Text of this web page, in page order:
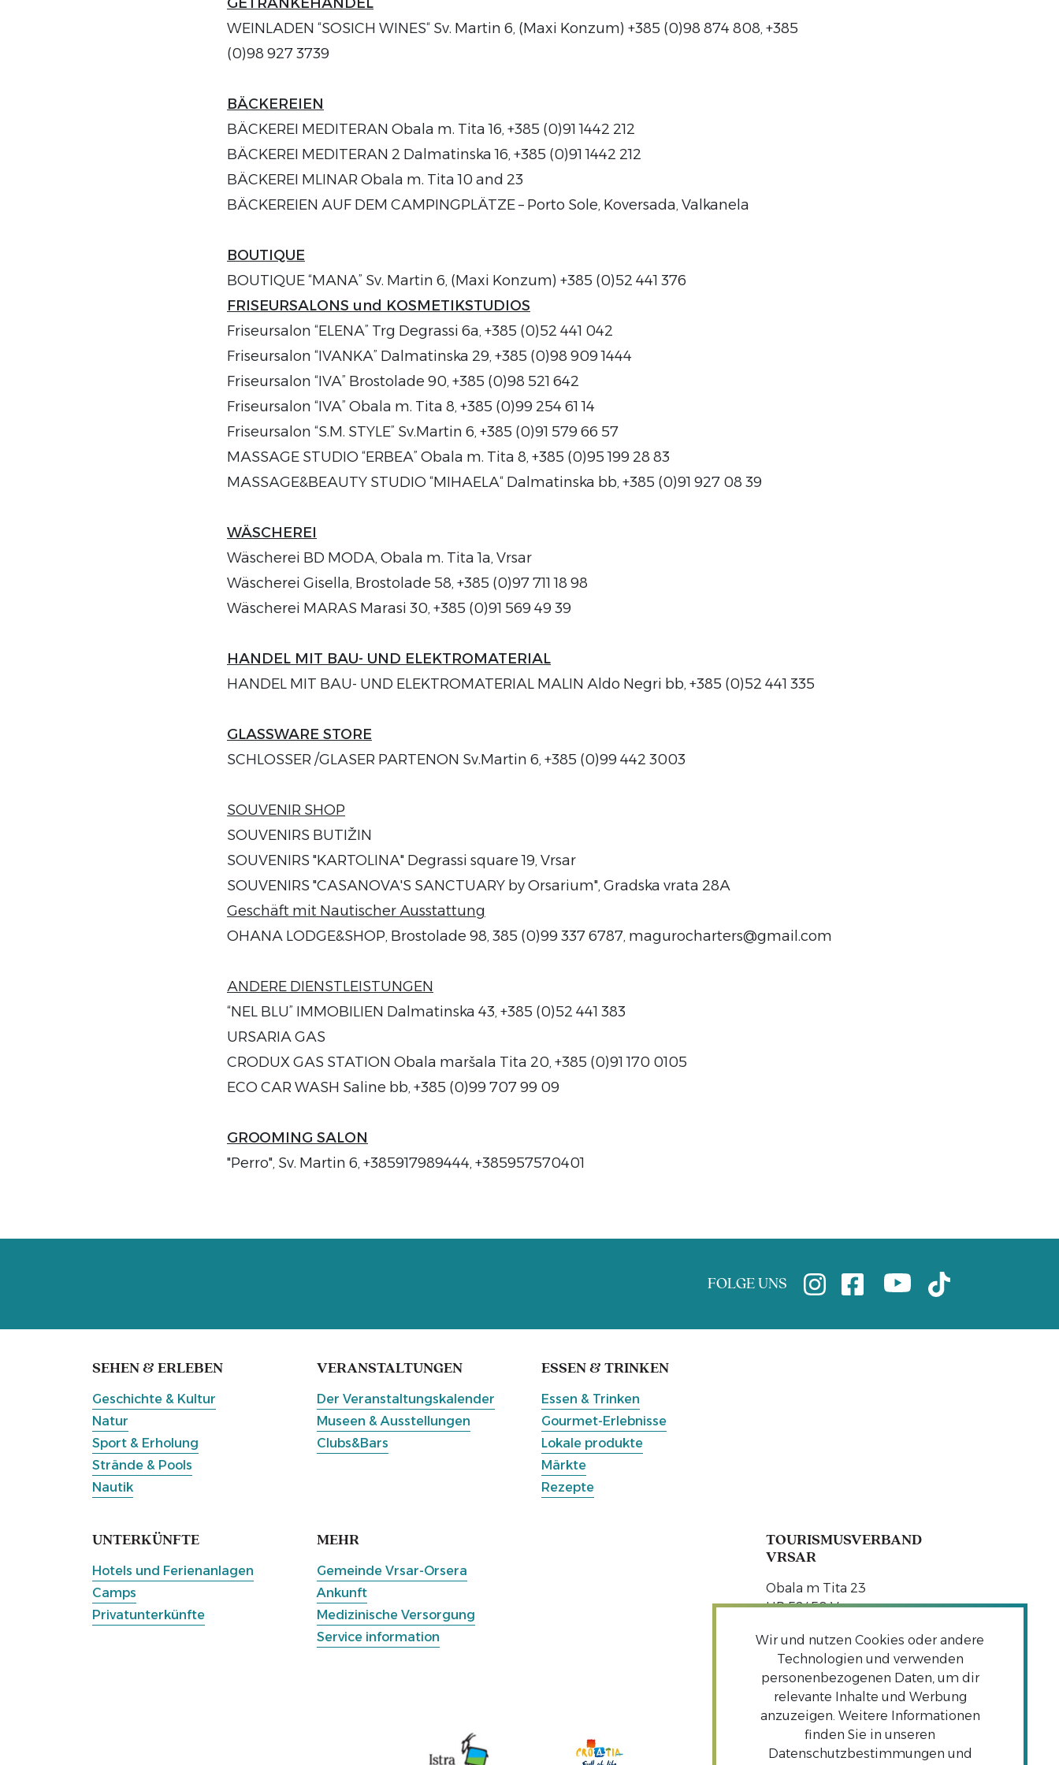
WEINLADEN “SOSICH WINES“ Sv. Martin 6, (Maxi Konzum) +385 (0)98 874 808, +385
(0)98 927 3739
BÄCKEREIEN
BÄCKEREI MEDITERAN Obala m. Tita 16, +385 (0)91 1442 212
BÄCKEREI MEDITERAN 2 Dalmatinska 16, +385 (0)91 1442 212
BÄCKEREI MLINAR Obala m. Tita 10 and 23
BÄCKEREIEN AUF DEM CAMPINGPLÄTZE – Porto Sole, Koversada, Valkanela
BOUTIQUE
BOUTIQUE “MANA” Sv. Martin 6, (Maxi Konzum) +385 (0)52 441 376
FRISEURSALONS und KOSMETIKSTUDIOS
Friseursalon “ELENA” Trg Degrassi 6a, +385 (0)52 441 042
Friseursalon “IVANKA” Dalmatinska 29, +385 (0)98 909 1444
Friseursalon “IVA” Brostolade 90, +385 (0)98 521 642
Friseursalon “IVA” Obala m. Tita 8, +385 (0)99 254 61 14
Friseursalon “S.M. STYLE” Sv.Martin 6, +385 (0)91 579 66 57
MASSAGE STUDIO “ERBEA” Obala m. Tita 8, +385 (0)95 199 28 83
MASSAGE&BEAUTY STUDIO “MIHAELA“ Dalmatinska bb, +385 (0)91 927 08 39
WÄSCHEREI
Wäscherei BD MODA, Obala m. Tita 1a, Vrsar
Wäscherei Gisella, Brostolade 58, +385 (0)97 711 18 98
Wäscherei MARAS Marasi 30, +385 (0)91 569 49 39
HANDEL MIT BAU- UND ELEKTROMATERIAL
HANDEL MIT BAU- UND ELEKTROMATERIAL MALIN Aldo Negri bb, +385 (0)52 441 335
GLASSWARE STORE
SCHLOSSER /GLASER PARTENON Sv.Martin 6, +385 (0)99 442 3003
SOUVENIR SHOP
SOUVENIRS BUTIŽIN
SOUVENIRS "KARTOLINA" Degrassi square 19, Vrsar
SOUVENIRS "CASANOVA'S SANCTUARY by Orsarium", Gradska vrata 28A
Geschäft mit Nautischer Ausstattung
OHANA LODGE&SHOP, Brostolade 98, 385 (0)99 337 6787, magurocharters@gmail.com
ANDERE DIENSTLEISTUNGEN
“NEL BLU” IMMOBILIEN Dalmatinska 43, +385 (0)52 441 383
URSARIA GAS
CRODUX GAS STATION Obala maršala Tita 20, +385 (0)91 170 0105
ECO CAR WASH Saline bb, +385 (0)99 707 99 09
GROOMING SALON
"Perro", Sv. Martin 6, +385917989444, +385957570401
FOLGE UNS
SEHEN & ERLEBEN
Geschichte & Kultur
Natur
Sport & Erholung
Strände & Pools
Nautik
VERANSTALTUNGEN
Der Veranstaltungskalender
Museen & Ausstellungen
Clubs&Bars
ESSEN & TRINKEN
Essen & Trinken
Gourmet-Erlebnisse
Lokale produkte
Märkte
Rezepte
UNTERKÜNFTE
Hotels und Ferienanlagen
Camps
Privatunterkünfte
MEHR
Gemeinde Vrsar-Orsera
Ankunft
Medizinische Versorgung
Service information
TOURISMUSVERBAND
VRSAR
Obala m Tita 23
HR 52450 Vrsar
Fax: +385 (0)52 441 746
Email:info@infovrsar.com
Wir und nutzen Cookies oder andere
Technologien und verwenden
personenbezogenen Daten, um dir
relevante Inhalte und Werbung
anzuzeigen. Weitere Informationen
finden Sie in unseren
Datenschutzbestimmungen und